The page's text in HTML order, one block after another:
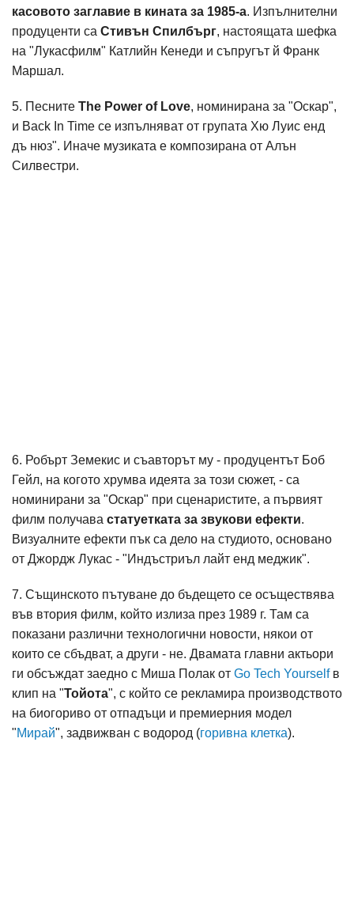
касовото заглавие в кината за 1985-а. Изпълнителни
продуценти са Стивън Спилбърг, настоящата шефка
на "Лукасфилм" Катлийн Кенеди и съпругът й Франк
Маршал.
5. Песните The Power of Love, номинирана за "Оскар",
и Back In Time се изпълняват от групата Хю Луис енд
дъ нюз". Иначе музиката е композирана от Алън
Силвестри.
6. Робърт Земекис и съавторът му - продуцентът Боб
Гейл, на когото хрумва идеята за този сюжет, - са
номинирани за "Оскар" при сценаристите, а първият
филм получава статуетката за звукови ефекти.
Визуалните ефекти пък са дело на студиото, основано
от Джордж Лукас - "Индъстриъл лайт енд меджик".
7. Същинското пътуване до бъдещето се осъществява
във втория филм, който излиза през 1989 г. Там са
показани различни технологични новости, някои от
които се сбъдват, а други - не. Двамата главни актьори
ги обсъждат заедно с Миша Полак от Go Tech Yourselfв
клип на "Тойота", с който се рекламира производството
на биогориво от отпадъци и премиерния модел
"Мирай", задвижван с водород (горивна клетка).